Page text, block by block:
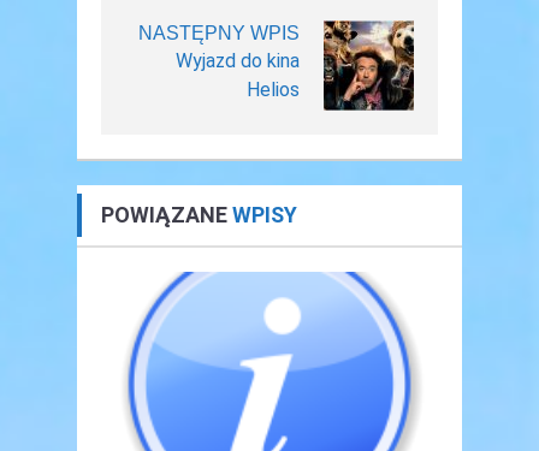
NASTĘPNY WPIS
Wyjazd do kina
Helios
POWIĄZANEWPISY